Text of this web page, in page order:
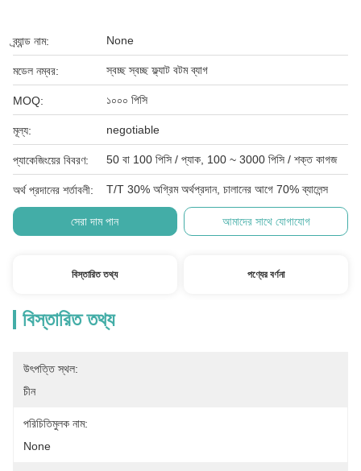
ব্র্যান্ড নাম: None
মডেল নম্বর: স্বচ্ছ স্বচ্ছ ফ্ল্যাট বটম ব্যাগ
MOQ: ১০০০ পিসি
মূল্য: negotiable
প্যাকেজিংয়ের বিবরণ: 50 বা 100 পিসি / প্যাক, 100 ~ 3000 পিসি / শক্ত কাগজ
অর্থ প্রদানের শর্তাবলী: T/T 30% অগ্রিম অর্থপ্রদান, চালানের আগে 70% ব্যালেন্স
সেরা দাম পান আমাদের সাথে যোগাযোগ
বিস্তারিত তথ্য পণ্যের বর্ণনা
বিস্তারিত তথ্য
উৎপত্তি স্থল:
চীন
পরিচিতিমুলক নাম:
None